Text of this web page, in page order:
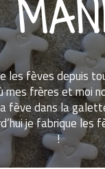
les fèves depuis
mes frères et moi
fève dans la
je fabrique les
!